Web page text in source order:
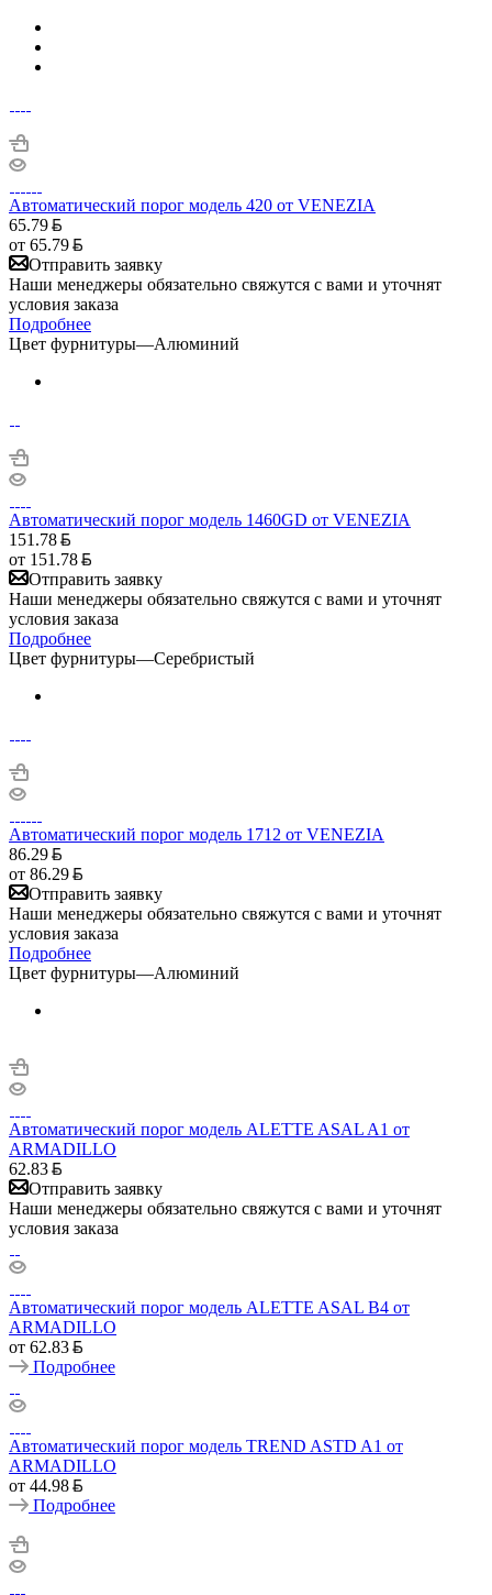
Автоматический порог модель 420 от VENEZIA
65.79
от 65.79
Отправить заявку
Наши менеджеры обязательно свяжутся с вами и уточнят
условия заказа
Подробнее
Цвет фурнитуры—Алюминий
Автоматический порог модель 1460GD от VENEZIA
151.78
от 151.78
Отправить заявку
Наши менеджеры обязательно свяжутся с вами и уточнят
условия заказа
Подробнее
Цвет фурнитуры—Серебристый
Автоматический порог модель 1712 от VENEZIA
86.29
от 86.29
Отправить заявку
Наши менеджеры обязательно свяжутся с вами и уточнят
условия заказа
Подробнее
Цвет фурнитуры—Алюминий
Автоматический порог модель ALETTE ASAL A1 от
ARMADILLO
62.83
Отправить заявку
Наши менеджеры обязательно свяжутся с вами и уточнят
условия заказа
Автоматический порог модель ALETTE ASAL B4 от
ARMADILLO
от 62.83
Подробнее
Автоматический порог модель TREND ASTD A1 от
ARMADILLO
от 44.98
Подробнее